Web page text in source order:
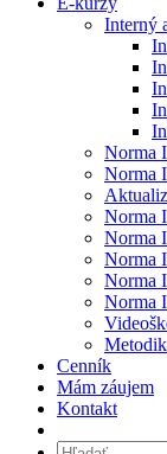
Interný
Norma
Norma
Norma
Norma
Norma
Norma
Norma
Cenník
Mám záujem
Kontakt
Hľadať: